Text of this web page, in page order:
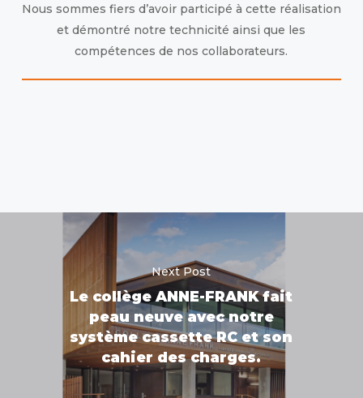
Nous sommes fiers d’avoir participé à cette réalisation
et démontré notre technicité ainsi que les
compétences de nos collaborateurs.
Next Post
Le collège ANNE-FRANK fait
peau neuve avec notre
système cassette RC et son
cahier des charges.